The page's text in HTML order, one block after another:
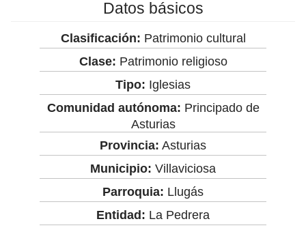
Datos básicos
Clasificación: Patrimonio cultural
Clase: Patrimonio religioso
Tipo: Iglesias
Comunidad autónoma: Principado de
Asturias
Provincia: Asturias
Municipio: Villaviciosa
Parroquia: Llugás
Entidad: La Pedrera